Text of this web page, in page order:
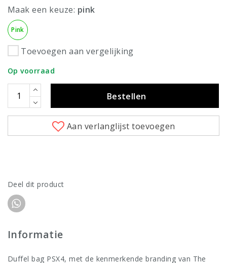
Maak een keuze: pink
Pink
Toevoegen aan vergelijking
Op voorraad
Bestellen
Aan verlanglijst toevoegen
Deel dit product
Informatie
Duffel bag PSX4, met de kenmerkende branding van The